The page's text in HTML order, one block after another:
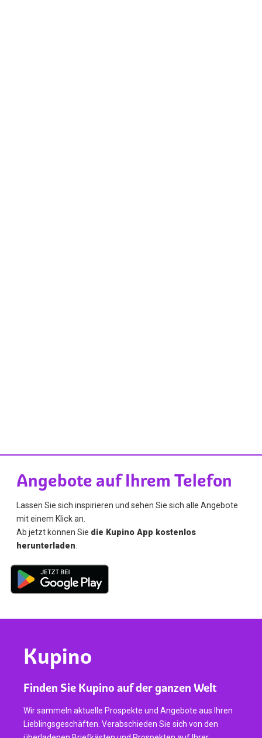
Angebote auf Ihrem Telefon
Lassen Sie sich inspirieren und sehen Sie sich alle Angebote
mit einem Klick an.
Ab jetzt können Sie die Kupino App kostenlos
herunterladen.
Kupino
Finden Sie Kupino auf der ganzen Welt
Wir sammeln aktuelle Prospekte und Angebote aus Ihren
Lieblingsgeschäften. Verabschieden Sie sich von den